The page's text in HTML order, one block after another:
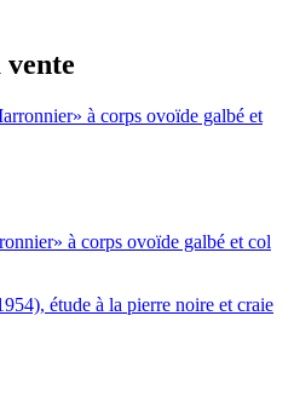
vente
à corps ovoïde galbé et col